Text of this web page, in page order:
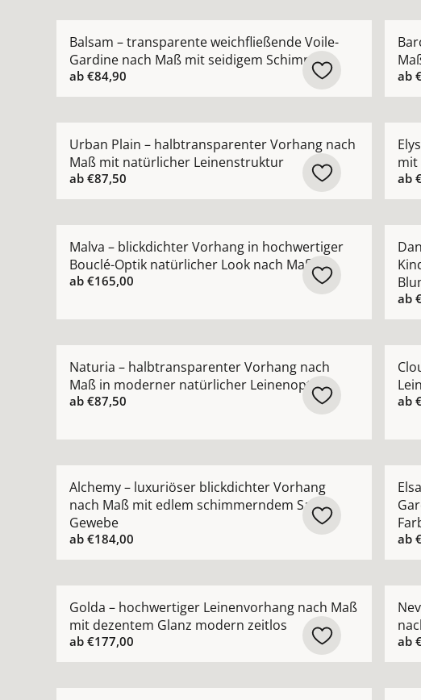
Balsam – transparente weichfließende Voile-
Gardine nach Maß mit seidigem Schimmer
ab €84,90 ab
Urban Plain – halbtransparenter Vorhang nach
Maß mit natürlicher Leinenstruktur
ab €87,50
mit
ab
Malva – blickdichter Vorhang in hochwertiger
Bouclé-Optik natürlicher Look nach Maß
ab €165,00
ab
Naturia – halbtransparenter Vorhang nach
Maß in moderner natürlicher Leinenoptik
ab €87,50 ab
Alchemy – luxuriöser blickdichter Vorhang
nach Maß mit edlem schimmerndem Satin-
Gewebe
ab €184,00 ab
Golda – hochwertiger Leinenvorhang nach Maß
mit dezentem Glanz modern zeitlos
ab €177,00 ab